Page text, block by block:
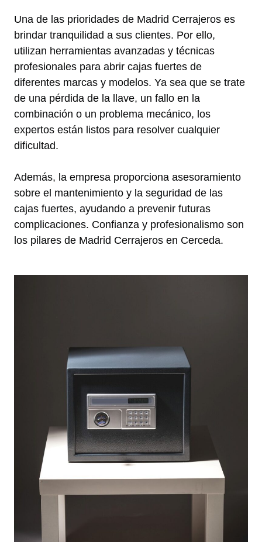
Una de las prioridades de Madrid Cerrajeros es
brindar tranquilidad a sus clientes. Por ello,
utilizan herramientas avanzadas y técnicas
profesionales para abrir cajas fuertes de
diferentes marcas y modelos. Ya sea que se trate
de una pérdida de la llave, un fallo en la
combinación o un problema mecánico, los
expertos están listos para resolver cualquier
dificultad.
Además, la empresa proporciona asesoramiento
sobre el mantenimiento y la seguridad de las
cajas fuertes, ayudando a prevenir futuras
complicaciones. Confianza y profesionalismo son
los pilares de Madrid Cerrajeros en Cerceda.